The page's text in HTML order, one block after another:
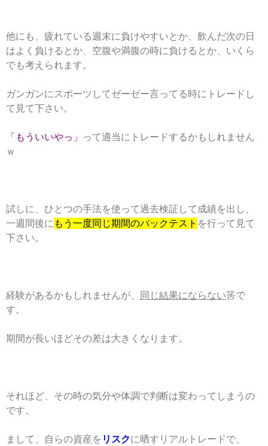
他にも、疲れている週末に負けやすいとか、飲んだ次の日
はよく負けるとか、空腹や満腹の時に負けるとか、いくら
でも考えられます。
ガンガンにスポーツしてゼーゼー言ってる時にトレードし
て見て下さい。
「もういいやっ」 って適当にトレードするかもしれません
ｗ
試しに、ひとつの手法を使って過去検証して成績を出し、
一週間後に もう一度同じ期間のバックテスト を行って見て
下さい。
経験があるかもしれませんが、 同じ結果にならない筈で
す。
期間が長いほどその差は大きくなります。
それほど、その時の気分や体調で判断は変わってしまうの
です。
まして、自らの資産を リスクに晒すリアルトレードで、